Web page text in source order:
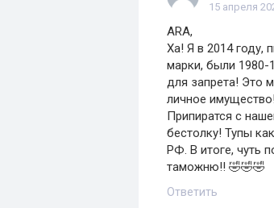
15 апреля
ARA,
Ха! Я в 2014 году,
марки, были 1980-
для запрета! Это
личное
Припиратся с
бестолку! Тупы
РФ. В итоге, чуть
таможню!! 🤣🤣🤣
Ответить